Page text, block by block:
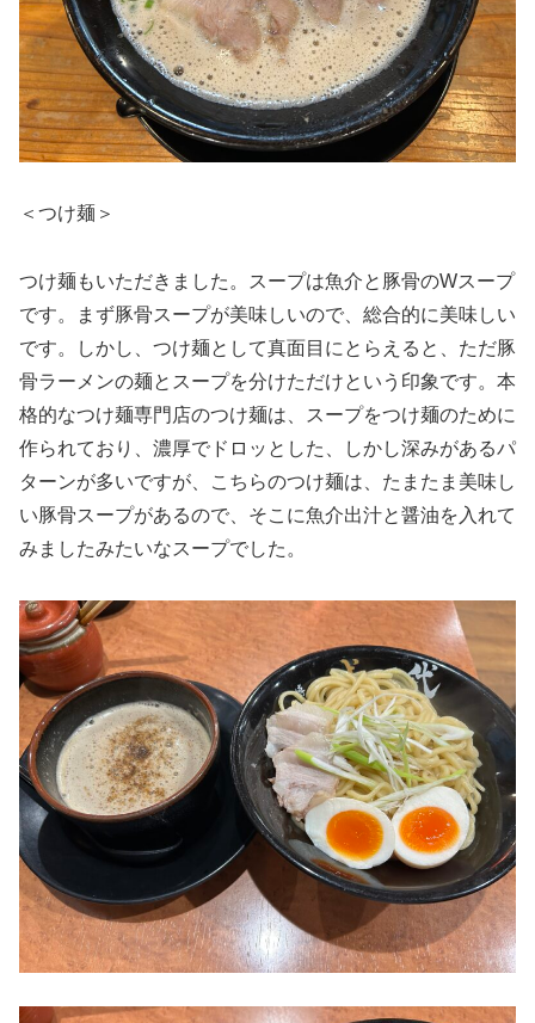
＜つけ麺＞
つけ麺もいただきました。スープは魚介と豚骨のWスープ
です。まず豚骨スープが美味しいので、総合的に美味しい
です。しかし、つけ麺として真面目にとらえると、ただ豚
骨ラーメンの麺とスープを分けただけという印象です。本
格的なつけ麺専門店のつけ麺は、スープをつけ麺のために
作られており、濃厚でドロッとした、しかし深みがあるパ
ターンが多いですが、こちらのつけ麺は、たまたま美味し
い豚骨スープがあるので、そこに魚介出汁と醤油を入れて
みましたみたいなスープでした。